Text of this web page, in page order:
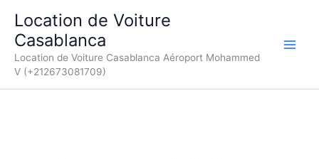
contenu
Location de Voiture
Casablanca
Location de Voiture Casablanca Aéroport Mohammed
V (+212673081709)